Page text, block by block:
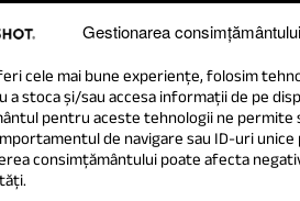
Gestionarea consimțământului
cele mai bune experiențe, folosim
a stoca și/sau accesa informații de pe
pentru aceste tehnologii ne permite
de navigare sau ID-uri unice
consimțământului poate afecta